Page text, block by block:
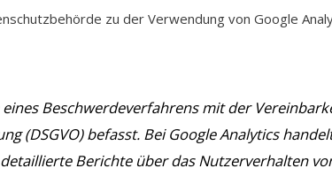
zu der Verwendung von Google
Beschwerdeverfahrens mit der
(DSGVO) befasst. Bei Google Analytics
Berichte über das Nutzerverhalten